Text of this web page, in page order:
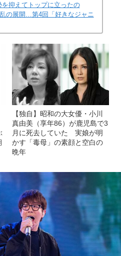
を抑えてトップに立ったの
の展開…第4回「好きなジャニ
【独自】昭和の大女優・小川
真由美（享年86）が鹿児島で3
月に死去していた 実娘が明
かす「毒母」の素顔と空白の
晩年